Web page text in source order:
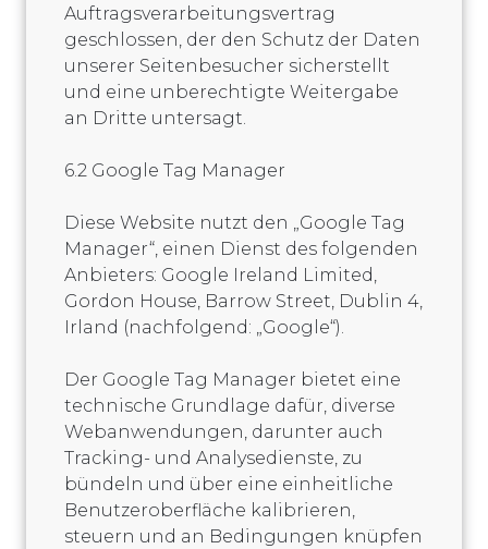
Auftragsverarbeitungsvertrag
geschlossen, der den Schutz der Daten
unserer Seitenbesucher sicherstellt
und eine unberechtigte Weitergabe
an Dritte untersagt.
6.2 Google Tag Manager
Diese Website nutzt den „Google Tag
Manager“, einen Dienst des folgenden
Anbieters: Google Ireland Limited,
Gordon House, Barrow Street, Dublin 4,
Irland (nachfolgend: „Google“).
Der Google Tag Manager bietet eine
technische Grundlage dafür, diverse
Webanwendungen, darunter auch
Tracking- und Analysedienste, zu
bündeln und über eine einheitliche
Benutzeroberfläche kalibrieren,
steuern und an Bedingungen knüpfen